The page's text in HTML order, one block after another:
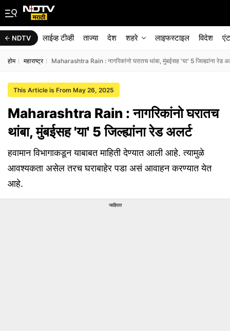
NDTV लाईव्ह टीव्ही ताज्या देश शहरे लाइफस्टाइल विदेश
होम महाराष्ट्र Maharashtra Rain : नागरिकांनो घरातच थांबा, मुंबईसह 'या' 5 जिल्ह्यांना रेड
This Article is From May 26, 2025
Maharashtra Rain : नागरिकांनो घरातच
थांबा, मुंबईसह 'या' 5 जिल्ह्यांना रेड अलर्ट
हवामान विभागाकडून याबाबत माहिती देण्यात आली आहे. त्यामुळे
आवश्यकता असेल तरच घराबाहेर पडा असं आवाहन करण्यात येत
आहे.
जाहिरात